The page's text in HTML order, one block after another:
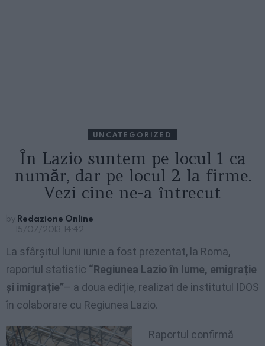
UNCATEGORIZED
În Lazio suntem pe locul 1 ca
număr, dar pe locul 2 la firme.
Vezi cine ne-a întrecut
by Redazione Online
15/07/2013, 14:42
La sfârșitul lunii iunie a fost prezentat, la Roma,
raportul statistic “Regiunea Lazio în lume, emigrație
și imigrație”– a doua ediție, realizat de institutul IDOS
în colaborare cu Regiunea Lazio.
Raportul confirmă